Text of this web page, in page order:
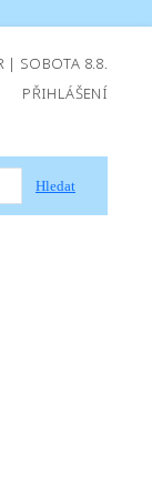
| SOBOTA 8.8.
PŘIHLÁŠENÍ
Hledat